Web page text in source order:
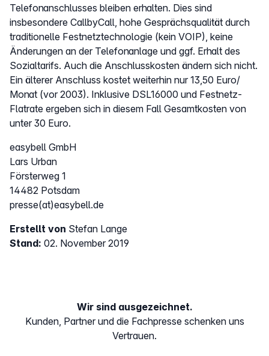
Telefonanschlusses bleiben erhalten. Dies sind
insbesondere CallbyCall, hohe Gesprächsqualität durch
traditionelle Festnetztechnologie (kein VOIP), keine
Änderungen an der Telefonanlage und ggf. Erhalt des
Sozialtarifs. Auch die Anschlusskosten ändern sich nicht.
Ein älterer Anschluss kostet weiterhin nur 13,50 Euro/
Monat (vor 2003). Inklusive DSL16000 und Festnetz-
Flatrate ergeben sich in diesem Fall Gesamtkosten von
unter 30 Euro.
easybell GmbH
Lars Urban
Försterweg 1
14482 Potsdam
presse(at)easybell.de
Erstellt von Stefan Lange
Stand: 02. November 2019
Wir sind ausgezeichnet.
Kunden, Partner und die Fachpresse schenken uns
Vertrauen.